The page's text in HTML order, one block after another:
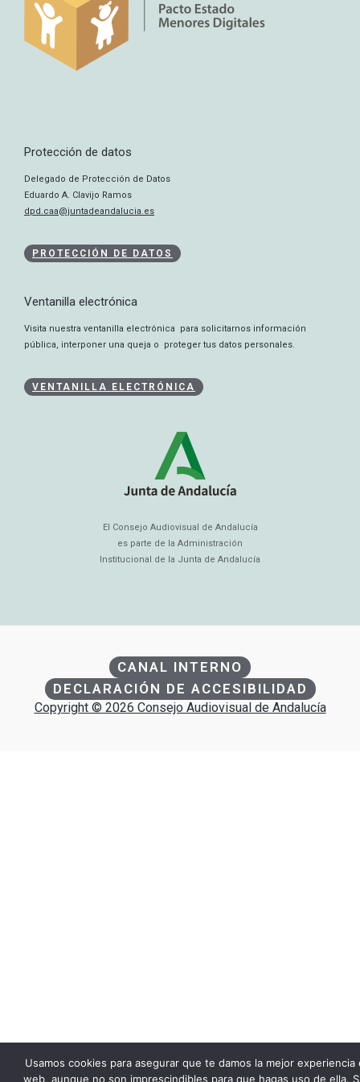
Protección de datos
Delegado de Protección de Datos
Eduardo A. Clavijo Ramos
dpd.caa@juntadeandalucia.es
PROTECCIÓN DE DATOS
Ventanilla electrónica
Visita nuestra ventanilla electrónica para solicitarnos información
pública, interponer una queja o proteger tus datos personales.
VENTANILLA ELECTRÓNICA
El Consejo Audiovisual de Andalucía
es parte de la Administración
Institucional de la Junta de Andalucía
CANAL INTERNO
DECLARACIÓN DE ACCESIBILIDAD
Copyright © 2026 Consejo Audiovisual de Andalucía
Usamos cookies para asegurar que te damos la mejor experiencia
web, aunque no son imprescindibles para que hagas uso de ella.